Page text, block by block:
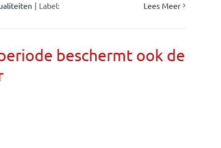
| Label:
Lees Meer
beschermt ook de